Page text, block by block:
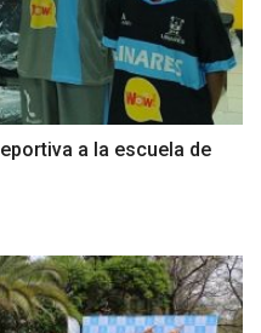
a la escuela de